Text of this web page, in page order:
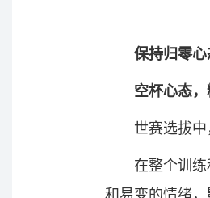
保持归零心
空杯心态
世赛选拔
在整个训